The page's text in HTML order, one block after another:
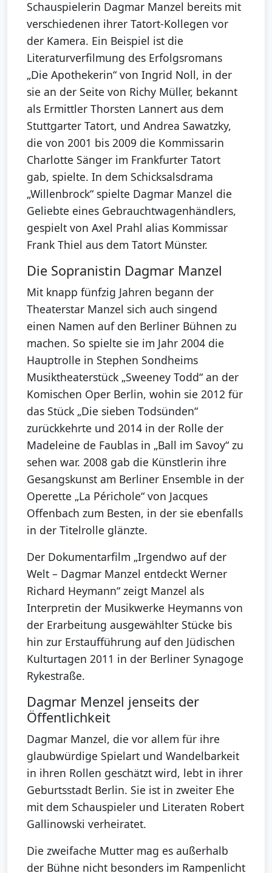
Schauspielerin Dagmar Manzel bereits mit
verschiedenen ihrer Tatort-Kollegen vor
der Kamera. Ein Beispiel ist die
Literaturverfilmung des Erfolgsromans
„Die Apothekerin“ von Ingrid Noll, in der
sie an der Seite von Richy Müller, bekannt
als Ermittler Thorsten Lannert aus dem
Stuttgarter Tatort, und Andrea Sawatzky,
die von 2001 bis 2009 die Kommissarin
Charlotte Sänger im Frankfurter Tatort
gab, spielte. In dem Schicksalsdrama
„Willenbrock“ spielte Dagmar Manzel die
Geliebte eines Gebrauchtwagenhändlers,
gespielt von Axel Prahl alias Kommissar
Frank Thiel aus dem Tatort Münster.
Die Sopranistin Dagmar Manzel
Mit knapp fünfzig Jahren begann der
Theaterstar Manzel sich auch singend
einen Namen auf den Berliner Bühnen zu
machen. So spielte sie im Jahr 2004 die
Hauptrolle in Stephen Sondheims
Musiktheaterstück „Sweeney Todd“ an der
Komischen Oper Berlin, wohin sie 2012 für
das Stück „Die sieben Todsünden“
zurückkehrte und 2014 in der Rolle der
Madeleine de Faublas in „Ball im Savoy“ zu
sehen war. 2008 gab die Künstlerin ihre
Gesangskunst am Berliner Ensemble in der
Operette „La Périchole“ von Jacques
Offenbach zum Besten, in der sie ebenfalls
in der Titelrolle glänzte.
Der Dokumentarfilm „Irgendwo auf der
Welt – Dagmar Manzel entdeckt Werner
Richard Heymann“ zeigt Manzel als
Interpretin der Musikwerke Heymanns von
der Erarbeitung ausgewählter Stücke bis
hin zur Erstaufführung auf den Jüdischen
Kulturtagen 2011 in der Berliner Synagoge
Rykestraße.
Dagmar Menzel jenseits der
Öffentlichkeit
Dagmar Manzel, die vor allem für ihre
glaubwürdige Spielart und Wandelbarkeit
in ihren Rollen geschätzt wird, lebt in ihrer
Geburtsstadt Berlin. Sie ist in zweiter Ehe
mit dem Schauspieler und Literaten Robert
Gallinowski verheiratet.
Die zweifache Mutter mag es außerhalb
der Bühne nicht besonders im Rampenlicht